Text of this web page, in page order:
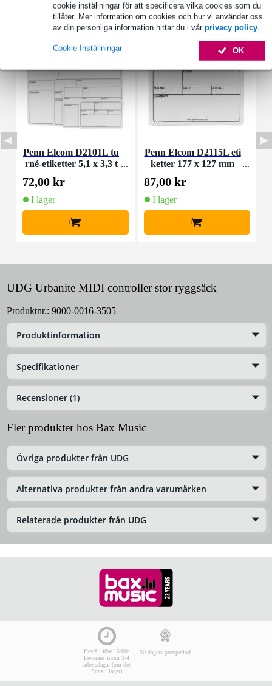
cookie inställningar för att specificera vilka cookies som du
tillåter. Mer information om cookies och hur vi använder oss
av din personliga information hittar du i vår privacy policy.
OK
Cookie Inställningar
Tillbehör (3)
Penn Elcom D2101L tu
rné-etiketter 5,1 x 3,3 t
72,00 kr
I lager
+
Penn Elcom D2115L eti
ketter 177 x 127 mm
87,00 kr
I lager
+
UDG Urbanite MIDI controller stor ryggsäck
Produktnr.: 9000-0016-3505
Produktinformation
Specifikationer
Recensioner (1)
Fler produkter hos Bax Music
Övriga produkter från UDG
Alternativa produkter från andra varumärken
Relaterade produkter från UDG
Beställ före 16:00:
Leverans inom 3-4
arbetsdagar (om det
finns i lager)
30 dagars provperiod